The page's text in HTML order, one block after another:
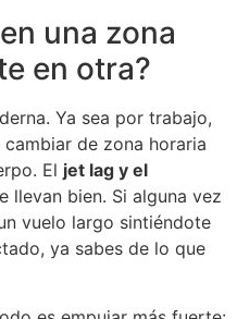
una zona
en otra?
Ya sea por trabajo,
de zona horaria
El jet lag y el
llevan bien. Si alguna vez
vuelo largo sintiéndote
ya sabes de lo que